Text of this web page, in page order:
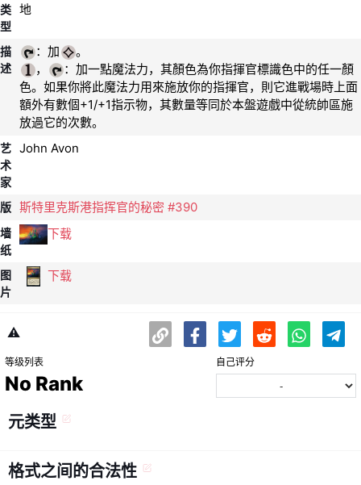
类
型
地
描
述
：加
，
：加一點魔法力，其顏色為你指揮官標識色中的任一顏
色。如果你將此魔法力用來施放你的指揮官，則它進戰場時上面
額外有數個+1/+1指示物，其數量等同於本盤遊戲中從統帥區施
放過它的次數。
艺
术
家
John Avon
版 斯特里克斯港指挥官的秘密 #390
墙
纸
下载
图
片
下载
⚠️
等级列表
No Rank
自己评分
元类型
格式之间的合法性